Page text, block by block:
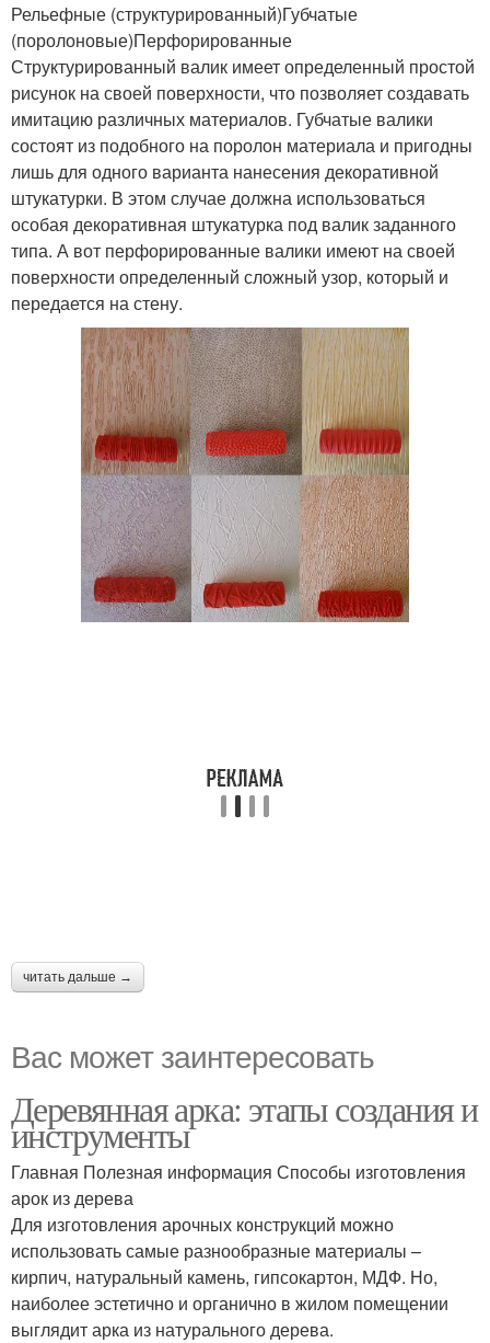
Рельефные (структурированный)Губчатые
(поролоновые)Перфорированные
Структурированный валик имеет определенный простой
рисунок на своей поверхности, что позволяет создавать
имитацию различных материалов. Губчатые валики
состоят из подобного на поролон материала и пригодны
лишь для одного варианта нанесения декоративной
штукатурки. В этом случае должна использоваться
особая декоративная штукатурка под валик заданного
типа. А вот перфорированные валики имеют на своей
поверхности определенный сложный узор, который и
передается на стену.
читать дальше →
Вас может заинтересовать
Деревянная арка: этапы создания и
инструменты
Главная Полезная информация Способы изготовления
арок из дерева
Для изготовления арочных конструкций можно
использовать самые разнообразные материалы –
кирпич, натуральный камень, гипсокартон, МДФ. Но,
наиболее эстетично и органично в жилом помещении
выглядит арка из натурального дерева.